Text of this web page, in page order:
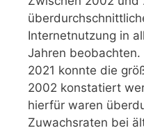
Internetnutzung in
Jahren
2021 konnte die
2002 konstatiert
hierfür waren
Zuwachsraten bei